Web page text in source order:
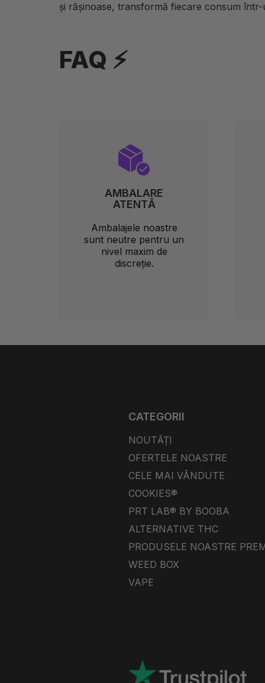
și rășinoase, transformă fiecare consum
FAQ ⚡
AMBALARE
ATENTĂ
Ambalajele noastre
sunt neutre pentru un
nivel maxim de
discreție.
CATEGORII
NOUTĂȚI
OFERTELE NOASTRE
CELE MAI VÂNDUTE
COOKIES®
PRT LAB® BY BOOBA
ALTERNATIVE THC
PRODUSELE NOASTRE
WEED BOX
VAPE